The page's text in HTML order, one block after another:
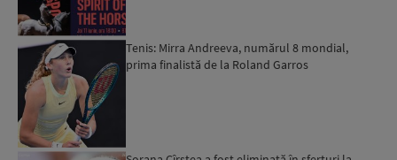
Tenis: Mirra Andreeva, numărul 8 mondial,
prima finalistă de la Roland Garros